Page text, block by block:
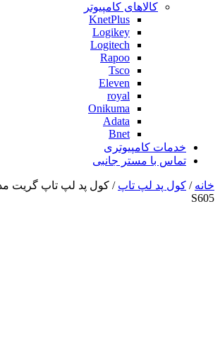
کالاهای کامپیوتر
KnetPlus
Logikey
Logitech
Rapoo
Tsco
Eleven
royal
Onikuma
Adata
Bnet
خدمات کامپیوتری
تماس با مستر جانبی
خانه / کول پد لپ تاپ
S605